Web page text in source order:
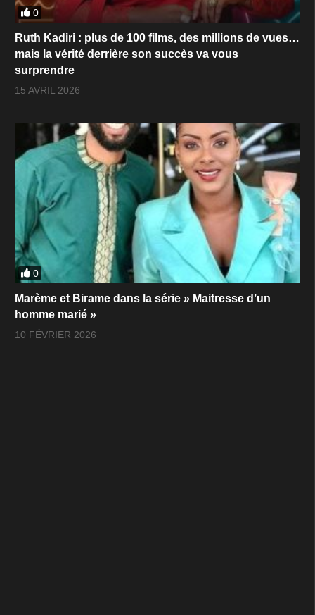
0
Ruth Kadiri : plus de 100 films, des millions de vues…
mais la vérité derrière son succès va vous
surprendre
15 AVRIL 2026
0
Marème et Birame dans la série » Maitresse d’un
homme marié »
10 FÉVRIER 2026